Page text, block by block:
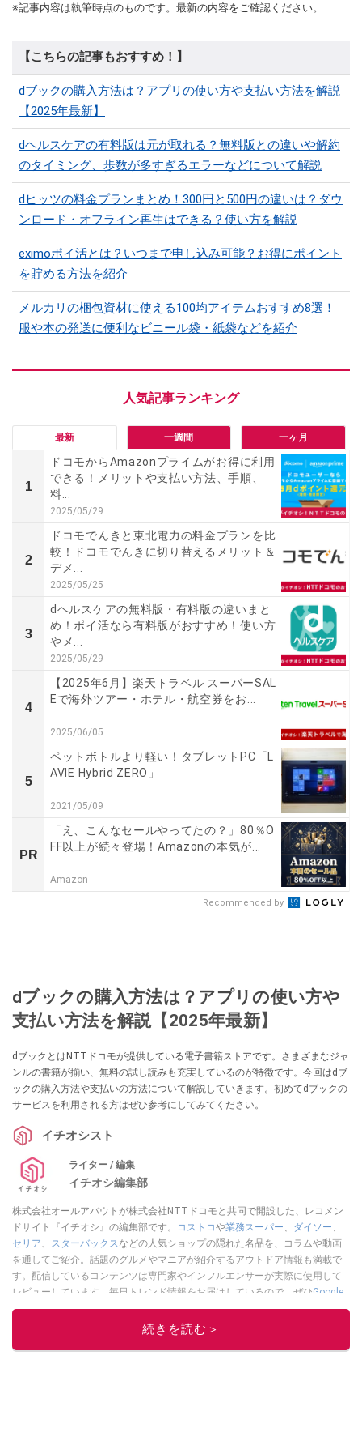
※記事内容は執筆時点のものです。最新の内容をご確認ください。
【こちらの記事もおすすめ！】
dブックの購入方法は？アプリの使い方や支払い方法を解説
【2025年最新】
dヘルスケアの有料版は元が取れる？無料版との違いや解約
のタイミング、歩数が多すぎるエラーなどについて解説
dヒッツの料金プランまとめ！300円と500円の違いは？ダウ
ンロード・オフライン再生はできる？使い方を解説
eximoポイ活とは？いつまで申し込み可能？お得にポイント
を貯める方法を紹介
メルカリの梱包資材に使える100均アイテムおすすめ8選！
服や本の発送に便利なビニール袋・紙袋などを紹介
最新 一週間 一ヶ月
1
ドコモからAmazonプライムがお得に利用
できる！メリットや支払い方法、手順、
料...
2025/05/29
2
ドコモでんきと東北電力の料金プランを比
較！ドコモでんきに切り替えるメリット＆
デメ...
2025/05/25
3
dヘルスケアの無料版・有料版の違いまと
め！ポイ活なら有料版がおすすめ！使い方
やメ...
2025/05/29
4
【2025年6月】楽天トラベル スーパーSAL
Eで海外ツアー・ホテル・航空券をお...
2025/06/05
5
ペットボトルより軽い！タブレットPC「L
AVIE Hybrid ZERO」
2021/05/09
PR
「え、こんなセールやってたの？」80％O
FF以上が続々登場！Amazonの本気が...
Amazon
Recommended by
dブックの購入方法は？アプリの使い方や
支払い方法を解説【2025年最新】
dブックとはNTTドコモが提供している電子書籍ストアです。さまざまなジャ
ンルの書籍が揃い、無料の試し読みも充実しているのが特徴です。今回はdブ
ックの購入方法や支払いの方法について解説していきます。初めてdブックの
サービスを利用される方はぜひ参考にしてみてください。
イチオシスト
ライター / 編集
イチオシ編集部
株式会社オールアバウトが株式会社NTTドコモと共同で開設した、レコメン
ドサイト『イチオシ』の編集部です。
コストコや業務スーパー、 ダイソー、
セリア、 スターバックスなどの人気ショップの隠れた名品を、コラムや動画
を通してご紹介。話題のグルメやマニアが紹介するアウトドア情報も満載で
す。配信しているコンテンツは専門家やインフルエンサーが実際に使用して
レビューしています。毎日トレンド情報をお届けしているので、ぜひGoogle
ニュースでフォローしてください！
このイチオシストの他の記事を読む
続きを読む＞